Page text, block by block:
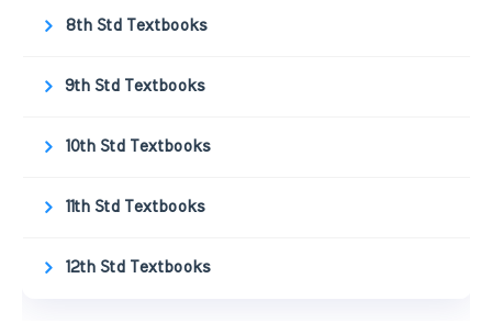
8th Std Textbooks
9th Std Textbooks
10th Std Textbooks
11th Std Textbooks
12th Std Textbooks